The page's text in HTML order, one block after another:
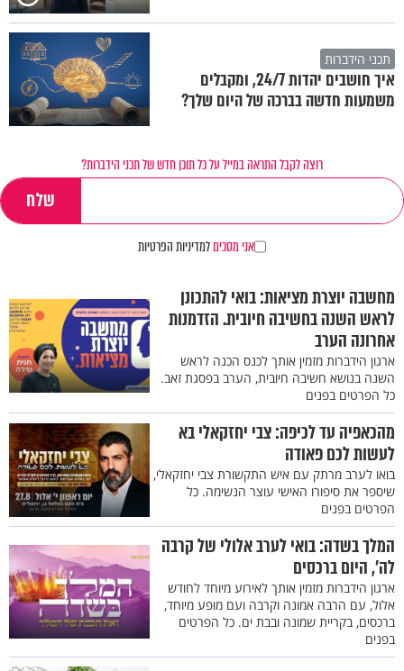
תכני הידברות
איך חושבים יהדות 24/7, ומקבלים
משמעות חדשה בברכה של היום שלך?
רוצה לקבל התראה במייל על כל תוכן חדש של תכני הידברות?
אני מסכיםלמדיניות הפרטיות
מחשבה יוצרת מציאות: בואי להתכונן
לראש השנה בחשיבה חיובית. הזדמנות
אחרונה הערב
ארגון הידברות מזמין אותך לכנס הכנה לראש
השנה בנושא חשיבה חיובית, הערב בפסגת זאב.
כל הפרטים בפנים
מהכאפיה עד לכיפה: צבי יחזקאלי בא
לעשות לכם פאודה
בואו לערב מרתק עם איש התקשורת צבי יחזקאלי,
שיספר את סיפורו האישי עוצר הנשימה. כל
הפרטים בפנים
המלך בשדה: בואי לערב אלולי של קרבה
לה', היום ברכסים
ארגון הידברות מזמין אותך לאירוע מיוחד לחודש
אלול, עם הרבה אמונה וקרבה ועם מופע מיוחד,
ברכסים, בקריית שמונה ובבת ים. כל הפרטים
בפנים